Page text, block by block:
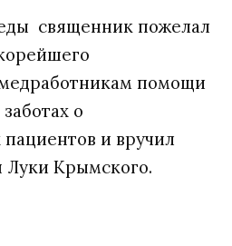
священник пожелал
помощи
о
и вручил
Луки Крымского.